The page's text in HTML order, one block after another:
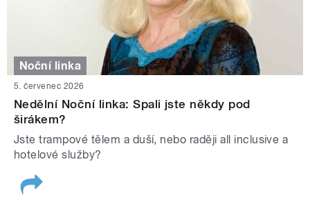
Noční linka
5. červenec 2026
Nedělní Noční linka: Spali jste někdy pod
širákem?
Jste trampové tělem a duší, nebo raději all inclusive a
hotelové služby?